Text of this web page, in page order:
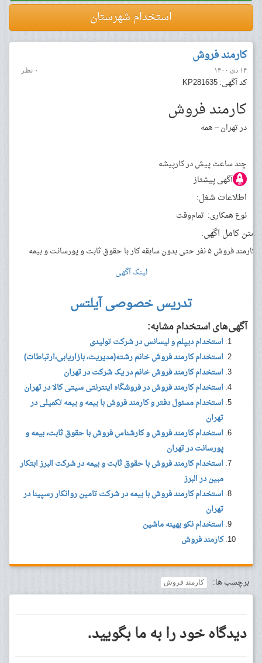
استخدام شهرستان
کارمند فروش
۱۴ دی ۱۴۰۰ ۰ نظر
کد آگهی: KP281635
کارمند فروش
در تهران – همه
چند ساعت پیشدر کارپیشه
آگهی پیشتاز
اطلاعات شغل:
نوع همکاری: تمام‌وقت
متن کامل آگهی:
کارمند فروش ۵ نفر حتی بدون سابقه کار با حقوق ثابت و پورسانت و بیمه
لینک آگهی
تدریس خصوصی آیلتس
آگهی‌های استخدام مشابه:
استخدام دیپلم و لیسانس در شرکت تولیدی
استخدام کارمند فروش خانم رشته(مدیریت، بازاریابی،ارتباطات)
استخدام کارمند فروش خانم در یک شرکت در تهران
استخدام کارمند فروش در فروشگاه اینترنتی سیتی کالا در تهران
استخدام مسئول دفتر و کارمند فروش با بیمه و بیمه تکمیلی در
تهران
استخدام کارمند فروش و کارشناس فروش با حقوق ثابت، بیمه و
پورسانت در تهران
استخدام کارمند فروش با حقوق ثابت و بیمه در شرکت البرز ابتکار
مبین در البرز
استخدام کارمند فروش با بیمه در شرکت تامین روانکار رسپینا در
تهران
استخدام نکو بهینه ماشین
کارمند فروش
برچسب ها: کارمند فروش
دیدگاه خود را به ما بگویید.